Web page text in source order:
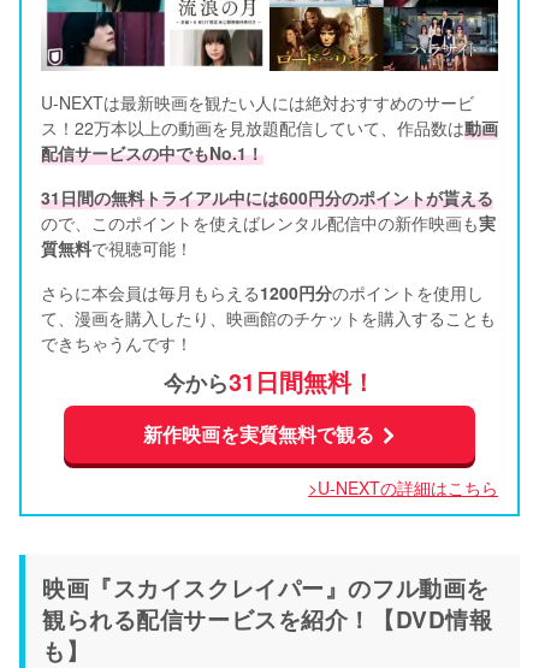
U-NEXTは最新映画を観たい人には絶対おすすめのサービ
ス！22万本以上の動画を見放題配信していて、作品数は動画
配信サービスの中でもNo.1！
31日間の無料トライアル中には600円分のポイントが貰える
ので、このポイントを使えばレンタル配信中の新作映画も実
質無料で視聴可能！
さらに本会員は毎月もらえる1200円分のポイントを使用し
て、漫画を購入したり、映画館のチケットを購入することも
できちゃうんです！
今から31日間無料！
新作映画を実質無料で観る
>U-NEXTの詳細はこちら
映画『スカイスクレイパー』のフル動画を
観られる配信サービスを紹介！【DVD情報
も】